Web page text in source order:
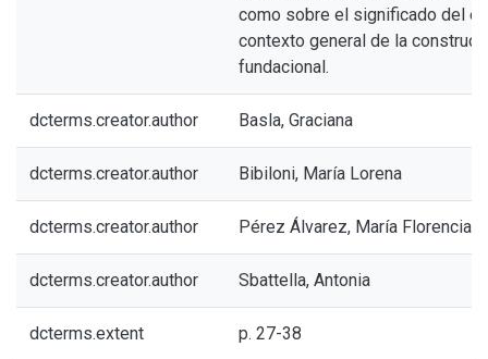
como sobre el significado del
contexto general de la
fundacional.
dcterms.creator.author Basla, Graciana
dcterms.creator.author Bibiloni, María Lorena
dcterms.creator.author Pérez Álvarez, María Florencia
dcterms.creator.author Sbattella, Antonia
dcterms.extent p. 27-38